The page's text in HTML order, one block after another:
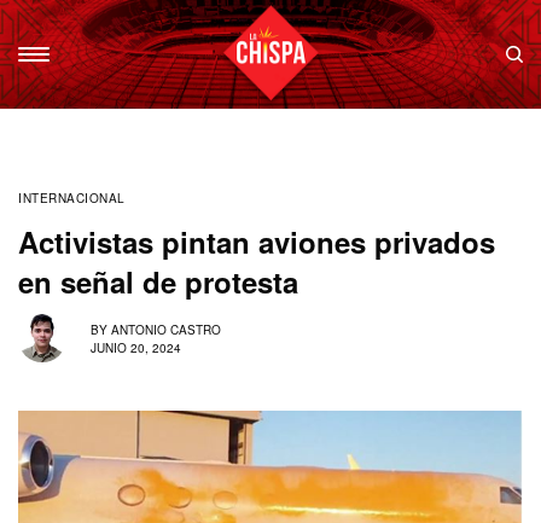
INTERNACIONAL
Activistas pintan aviones privados
en señal de protesta
BY ANTONIO CASTRO
JUNIO 20, 2024